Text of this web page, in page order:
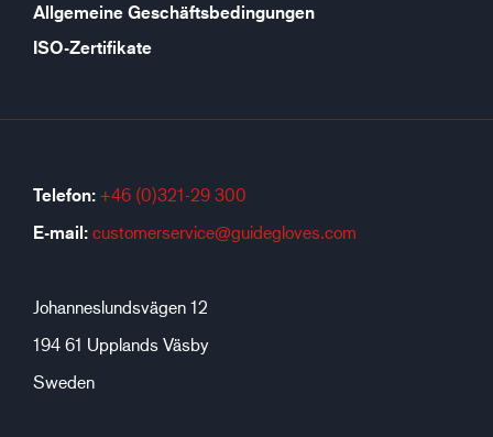
Allgemeine Geschäftsbedingungen
ISO-Zertifikate
Telefon: +46 (0)321-29 300
E-mail: customerservice@guidegloves.com
Johanneslundsvägen 12
194 61 Upplands Väsby
Sweden